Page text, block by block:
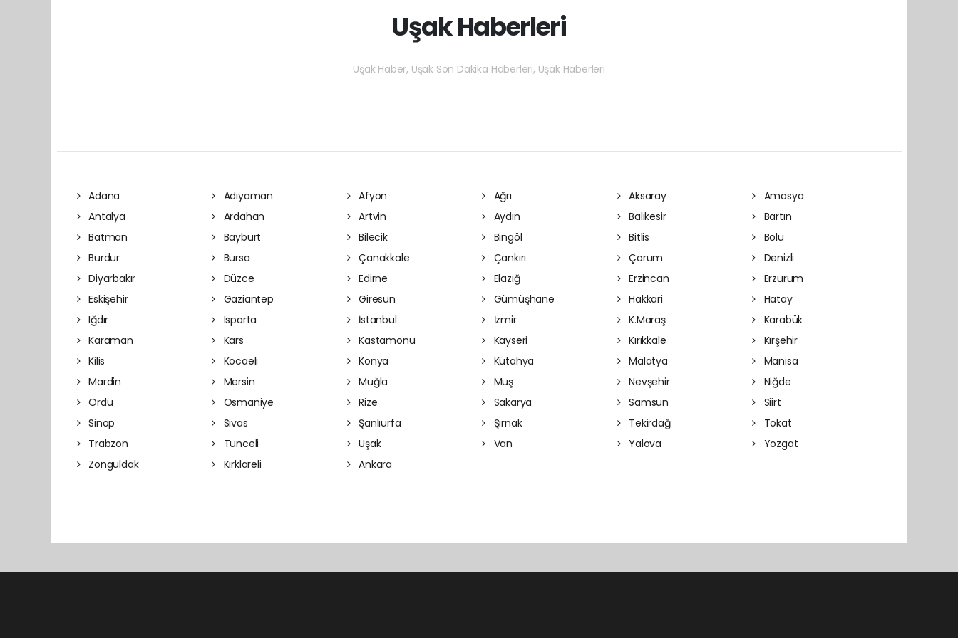
Uşak Haberleri
Uşak Haber, Uşak Son Dakika Haberleri, Uşak Haberleri
Adana Adıyaman Afyon Ağrı Aksaray
Amasya
Antalya
Ardahan Artvin Aydın Balıkesir
Bartın
Batman
Bayburt Bilecik Bingöl Bitlis
Bolu
Burdur
Bursa Çanakkale Çankırı Çorum
Denizli
Diyarbakır
Düzce Edirne Elazığ Erzincan
Erzurum
Eskişehir
Gaziantep Giresun Gümüşhane Hakkari
Hatay
Iğdır
Isparta İstanbul İzmir K.Maraş
Karabük
Karaman
Kars Kastamonu Kayseri Kırıkkale
Kırşehir
Kilis
Kocaeli Konya Kütahya Malatya
Manisa
Mardin
Mersin Muğla Muş Nevşehir
Niğde
Ordu
Osmaniye Rize Sakarya Samsun
Siirt
Sinop
Sivas Şanlıurfa Şırnak Tekirdağ
Tokat
Trabzon
Tunceli Uşak Van Yalova
Yozgat
Zonguldak
Kırklareli Ankara